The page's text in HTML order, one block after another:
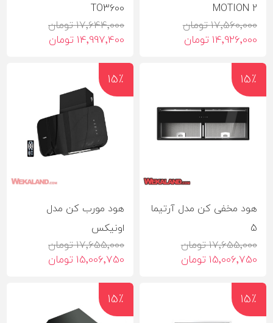
2 MOTION
17٬560٬000 تومان
14٬926٬000 تومان
TO3600
17٬644٬000 تومان
14٬997٬400 تومان
15٪
هود مخفی کن مدل آرتیما
5
17٬655٬000 تومان
15٬006٬750 تومان
15٪
هود مورب کن مدل
اونیکس
17٬655٬000 تومان
15٬006٬750 تومان
15٪ 15٪